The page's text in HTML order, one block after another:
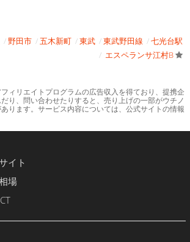
野田市 五木新町 東武 東武野田線
七光台駅
エスペランサ江村B
ィリエイトプログラムの広告収入を得ており、提携企
り、問い合わせたりすると、売り上げの一部がウチノ
ります。サービス内容については、公式サイトの情報
イト
場